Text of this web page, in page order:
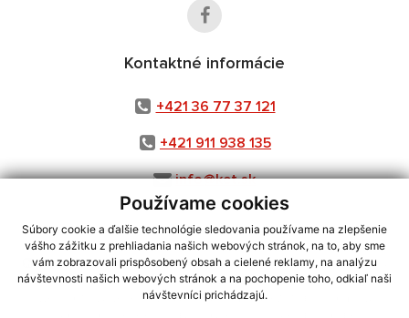
Používame cookies
Súbory cookie a ďalšie technológie sledovania používame na zlepšenie
vášho zážitku z prehliadania našich webových stránok, na to, aby sme
vám zobrazovali prispôsobený obsah a cielené reklamy, na analýzu
návštevnosti našich webových stránok a na pochopenie toho, odkiaľ naši
návštevníci prichádzajú.
Kontaktné informácie
+421 36 77 37 121
+421 911 938 135
info@ket.sk
využite možnosť získavania aktuálnych informácií s využitím RSS
CMS systém (redakčný) systém ECHELON 2,Mapa stránok,web portál
webex.digital, s.r.o.,domény,registrácia domény